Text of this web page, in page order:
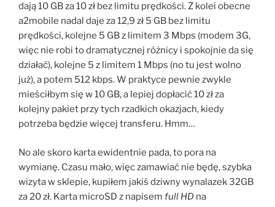
dają 10 GB za 10 zł bez limitu prędkości. Z kolei obecne
a2mobile nadal daje za 12,9 zł 5 GB bez limitu
prędkości, kolejne 5 GB z limitem 3 Mbps (modem 3G,
więc nie robi to dramatycznej różnicy i spokojnie da się
działać), kolejne 5 z limitem 1 Mbps (no tu jest wolno
już), a potem 512 kbps. W praktyce pewnie zwykle
mieściłbym się w 10 GB, a lepiej dopłacić 10 zł za
kolejny pakiet przy tych rzadkich okazjach, kiedy
potrzeba będzie więcej transferu. Hmm…
No ale skoro karta ewidentnie pada, to pora na
wymianę. Czasu mało, więc zamawiać nie będę, szybka
wizyta w sklepie, kupiłem jakiś dziwny wynalazek 32GB
za 20 zł. Karta microSD z napisem full HD na